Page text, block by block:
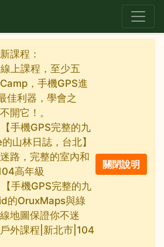
課程：
上課程，至少五
，手機GPS進
佳利器，學會之
開它！。
手機GPS完整的九
山林日誌，台北】
路，完整的室內和
高年級
手機GPS完整的九
的OruxMaps與綠
地圖保證你不迷
外課程|新北市|104